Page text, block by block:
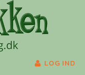
LOG IND